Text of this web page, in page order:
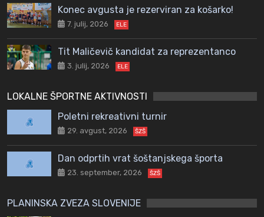
Konec avgusta je rezerviran za košarko!
7. julij, 2026 ELE
Tit Maličevič kandidat za reprezentanco
3. julij, 2026 ELE
LOKALNE ŠPORTNE AKTIVNOSTI
Poletni rekreativni turnir
29. avgust, 2026 ŠZŠ
Dan odprtih vrat šoštanjskega športa
23. september, 2026 ŠZŠ
PLANINSKA ZVEZA SLOVENIJE